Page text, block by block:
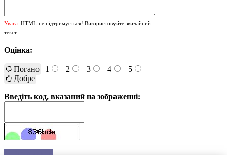
Увага: HTML не підтримується! Використовуйте звичайний
текст.
Оцінка:
Погано 1 2 3 4
5
Добре
Введіть код, вказаний на зображенні: